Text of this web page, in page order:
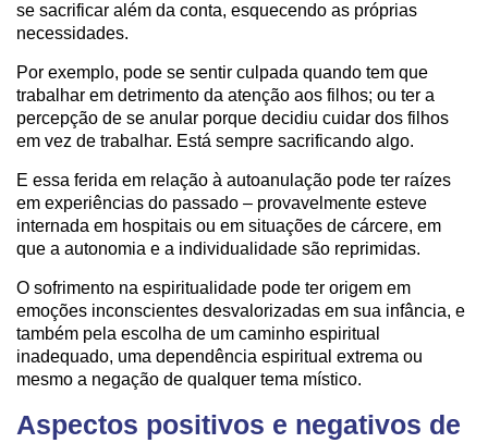
se sacrificar além da conta, esquecendo as próprias
necessidades.
Por exemplo, pode se sentir culpada quando tem que
trabalhar em detrimento da atenção aos filhos; ou ter a
percepção de se anular porque decidiu cuidar dos filhos
em vez de trabalhar. Está sempre sacrificando algo.
E essa ferida em relação à autoanulação pode ter raízes
em experiências do passado – provavelmente esteve
internada em hospitais ou em situações de cárcere, em
que a autonomia e a individualidade são reprimidas.
O sofrimento na espiritualidade pode ter origem em
emoções inconscientes desvalorizadas em sua infância, e
também pela escolha de um caminho espiritual
inadequado, uma dependência espiritual extrema ou
mesmo a negação de qualquer tema místico.
Aspectos positivos e negativos de